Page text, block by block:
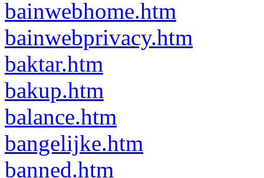
bainwebhome.htm
bainwebprivacy.htm
baktar.htm
bakup.htm
balance.htm
bangelijke.htm
banned.htm